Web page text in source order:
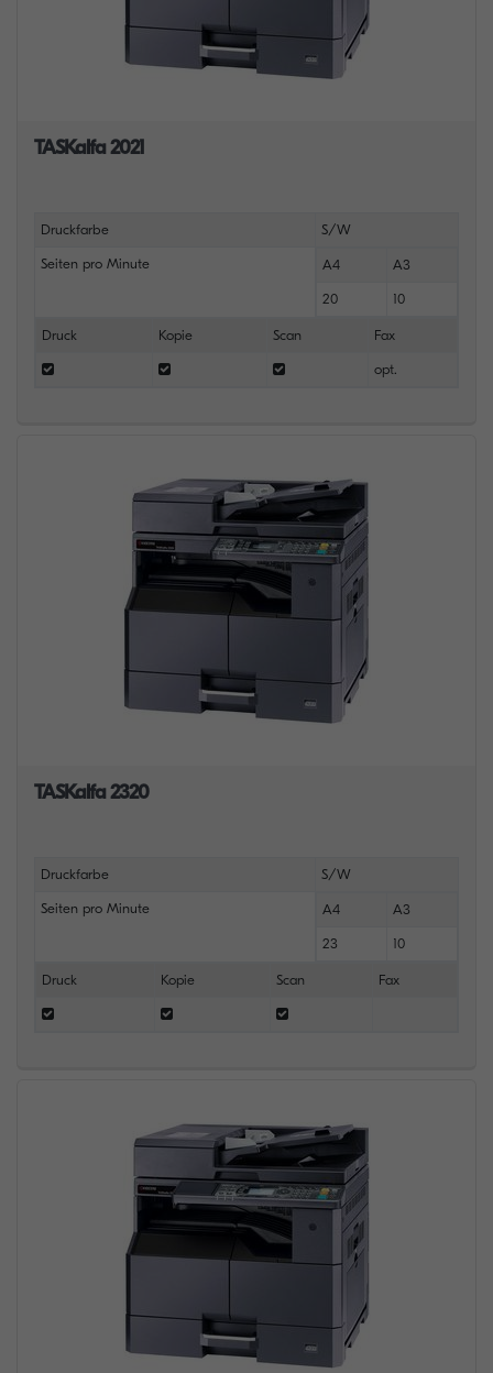
TASKalfa 2021
Druckfarbe S/W
Seiten pro Minute A4 A3
20 10
Druck Kopie Scan Fax
opt.
TASKalfa 2320
Druckfarbe S/W
Seiten pro Minute A4 A3
23 10
Druck Kopie Scan Fax